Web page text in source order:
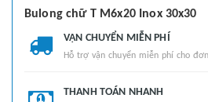
Bulong chữ T M6x20 Inox 30x30
VẬN CHUYỂN MIỄN PHÍ
Hỗ trợ vận chuyển miễn phí cho
THANH TOÁN NHANH